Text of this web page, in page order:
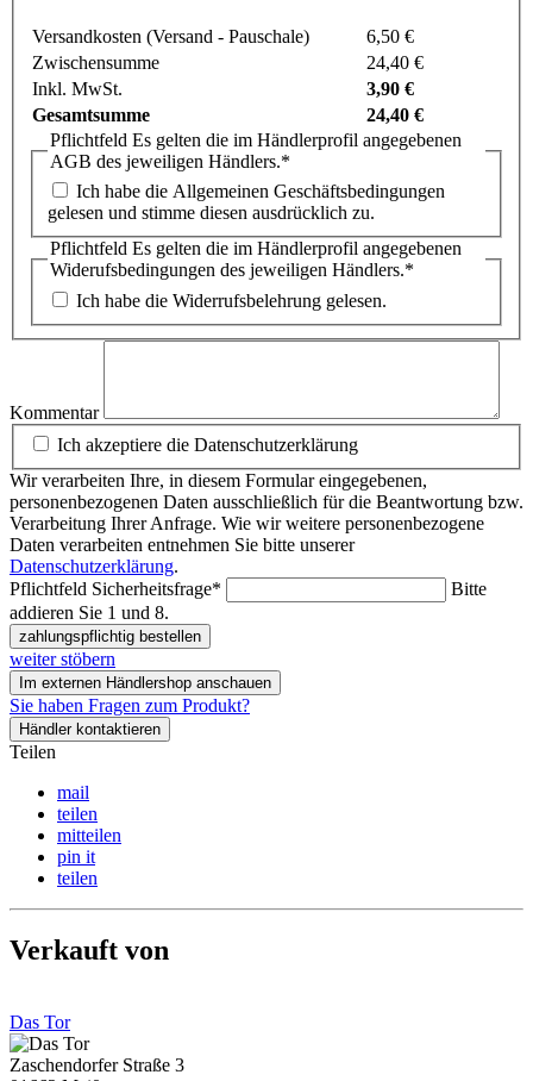
Versandkosten (Versand - Pauschale)
6,50 €
Zwischensumme
24,40 €
Inkl. MwSt.
3,90 €
Gesamtsumme
24,40 €
Pflichtfeld Es gelten die im Händlerprofil angegebenen
AGB des jeweiligen Händlers.*
Ich habe die Allgemeinen Geschäftsbedingungen
gelesen und stimme diesen ausdrücklich zu.
Pflichtfeld Es gelten die im Händlerprofil angegebenen
Widerufsbedingungen des jeweiligen Händlers.*
Ich habe die Widerrufsbelehrung gelesen.
Kommentar
Ich akzeptiere die Datenschutzerklärung
Wir verarbeiten Ihre, in diesem Formular eingegebenen,
personenbezogenen Daten ausschließlich für die Beantwortung bzw.
Verarbeitung Ihrer Anfrage. Wie wir weitere personenbezogene
Daten verarbeiten entnehmen Sie bitte unserer
Datenschutzerklärung.
Pflichtfeld Sicherheitsfrage*
Bitte
addieren Sie 1 und 8.
zahlungspflichtig bestellen
weiter stöbern
Im externen Händlershop anschauen
Sie haben Fragen zum Produkt?
Händler kontaktieren
Teilen
mail
teilen
mitteilen
pin it
teilen
Verkauft von
Das Tor
Zaschendorfer Straße 3